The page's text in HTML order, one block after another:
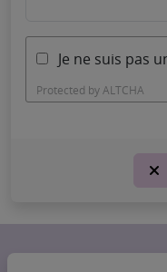
Je ne suis pas
Protected byALTCHA